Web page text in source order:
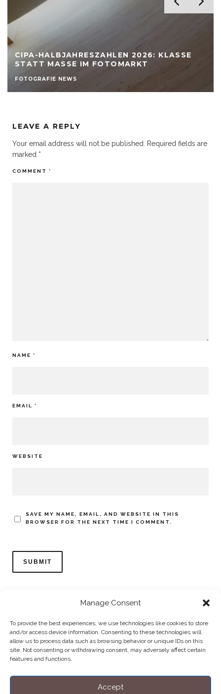
Manage Consent
To provide the best experiences, we use technologies like cookies to store
and/or access device information. Consenting to these technologies will
allow us to process data such as browsing behavior or unique IDs on this
site. Not consenting or withdrawing consent, may adversely affect certain
features and functions.
Accept
CIPA-HALBJAHRESZAHLEN 2026: KLASSE
STATT MASSE IM FOTOMARKT
FOTOGRAFIE NEWS
LEAVE A REPLY
Your email address will not be published. Required fields are
marked *
COMMENT *
NAME *
EMAIL *
WEBSITE
SAVE MY NAME, EMAIL, AND WEBSITE IN THIS
BROWSER FOR THE NEXT TIME I COMMENT.
Home
Datenschutzerklärung
Impressum
Cookie Policy (EU)